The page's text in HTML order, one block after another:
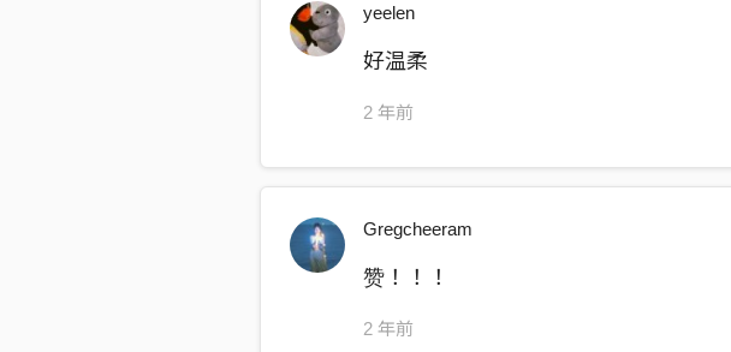
yeelen
好温柔
2 年前
Gregcheeram
赞！！！
2 年前